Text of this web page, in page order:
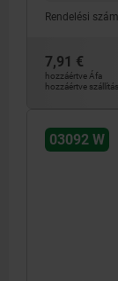
Rendelési
7,91 €
hozzáértve Áfa
hozzáértve
03092 W